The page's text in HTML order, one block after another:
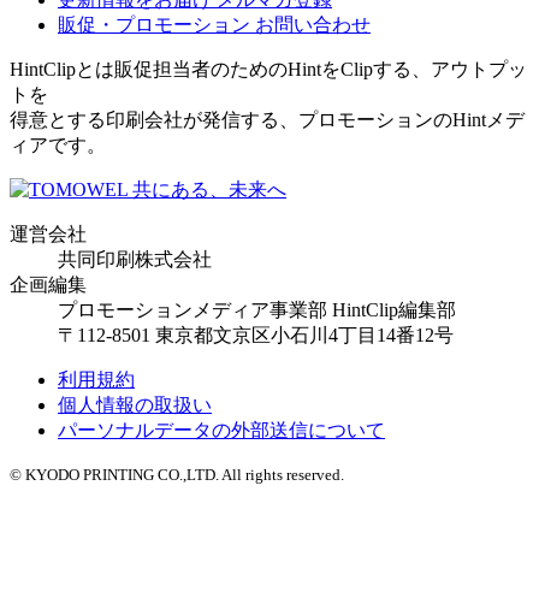
販促・プロモーション お問い合わせ
HintClipとは販促担当者のためのHintをClipする、アウトプッ
トを
得意とする印刷会社が発信する、プロモーションのHintメデ
ィアです。
運営会社
共同印刷株式会社
企画編集
プロモーションメディア事業部 HintClip編集部
〒112-8501 東京都文京区小石川4丁目14番12号
利用規約
個人情報の取扱い
パーソナルデータの外部送信について
© KYODO PRINTING CO.,LTD. All rights reserved.